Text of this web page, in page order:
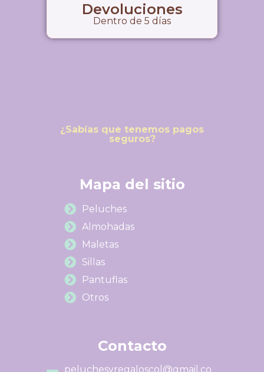
Devoluciones
Dentro de 5 días
¿Sabías que tenemos pagos
seguros?
Mapa del sitio
Peluches
Almohadas
Maletas
Sillas
Pantuflas
Otros
Contacto
peluchesyregaloscol@gmail.co